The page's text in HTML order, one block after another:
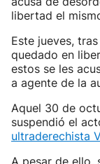
libertad el
Este jueves,
quedado en
estos se les
a agente de la
Aquel 30 de
suspendió el
ultraderechista
A pesar de ello,